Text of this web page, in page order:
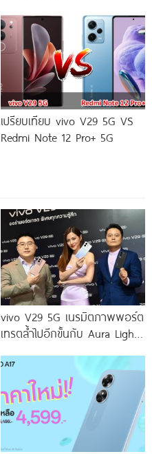
เปรียบเทียบ vivo V29 5G VS
Redmi Note 12 Pro+ 5G
vivo V29 5G เนรมิตภาพพอร์ต
เทรตล้ำไปอีกขั้นกับ Aura Light
โดดเด่นด้วยสุนทรียศาสตร์แห่ง